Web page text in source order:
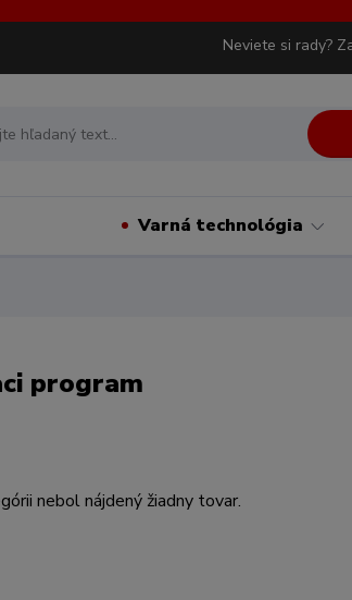
Neviete si rady?
Varná technológia
program
nebol nájdený žiadny tovar.